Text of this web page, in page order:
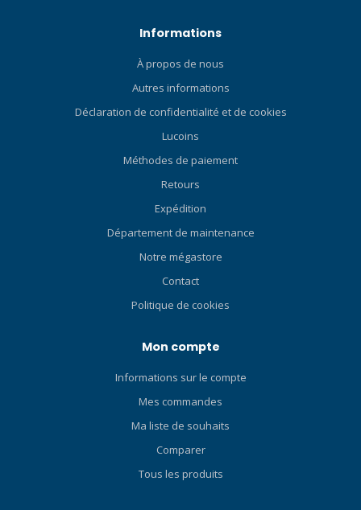
Informations
À propos de nous
Autres informations
Déclaration de confidentialité et de cookies
Lucoins
Méthodes de paiement
Retours
Expédition
Département de maintenance
Notre mégastore
Contact
Politique de cookies
Mon compte
Informations sur le compte
Mes commandes
Ma liste de souhaits
Comparer
Tous les produits